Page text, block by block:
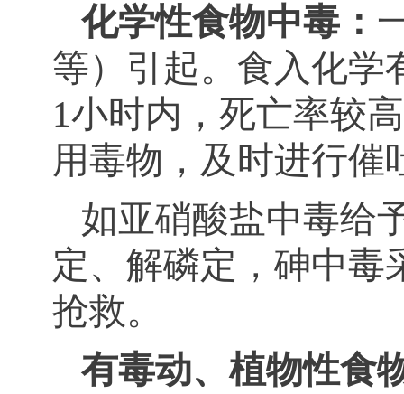
化学性食物中毒：
等）引起。食入化学
1小时内，死亡率较
用毒物，及时进行催
如亚硝酸盐中毒给
定、解磷定，砷中毒
抢救。
有毒动、植物性食